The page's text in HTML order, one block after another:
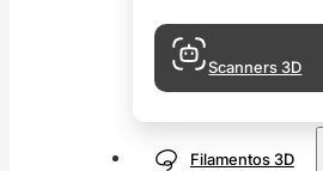
Scanners 3D
Filamentos 3D